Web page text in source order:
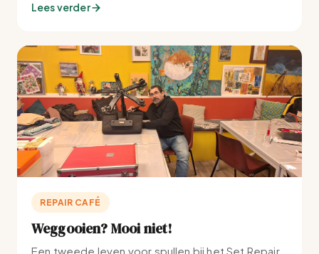
Lees verder
REPAIR CAFÉ
Weggooien? Mooi niet!
Een tweede leven voor spullen bij het Set Repair